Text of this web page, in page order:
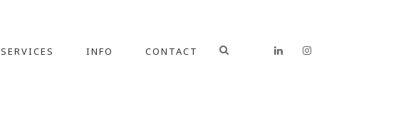
SERVICES INFO CONTACT